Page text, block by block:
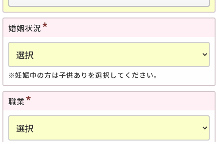
婚姻状況
妊娠中の方は子供ありを選択してください。
職業